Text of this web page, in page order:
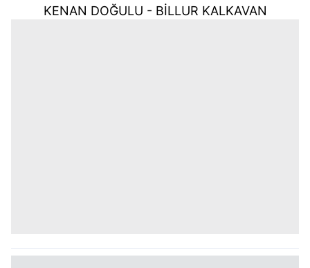
KENAN DOĞULU - BİLLUR KALKAVAN